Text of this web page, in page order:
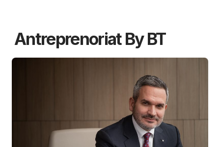
Antreprenoriat By BT